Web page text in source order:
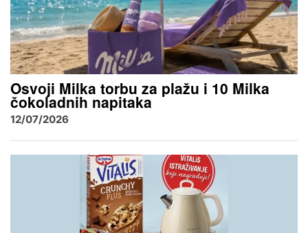
Osvoji Milka torbu za plažu i 10 Milka
čokoladnih napitaka
12/07/2026